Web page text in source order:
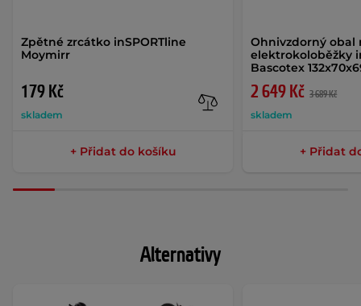
Zpětné zrcátko inSPORTline
Moymirr
179 Kč
skladem
+ Přidat do košíku
Ohnivzdorný obal
elektrokoloběžky
Bascotex
2 649 Kč 3 689 Kč
skladem
+ Přidat
Alternativy